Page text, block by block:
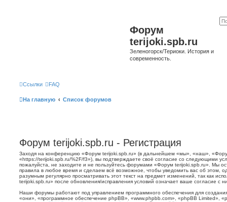
Форум
terijoki.spb.ru
Зеленогорск/Териоки. История и
современность.
Ссылки FAQ
На главную Список форумов
Форум terijoki.spb.ru - Регистрация
Заходя на конференцию «Форум terijoki.spb.ru» (в дальнейшем «мы», «наш»,
«https://terijoki.spb.ru/%2F/f3»), вы подтверждаете своё согласие со следующими
пожалуйста, не заходите и не пользуйтесь форумами «Форум terijoki.spb.ru». Мы
правила в любое время и сделаем всё возможное, чтобы уведомить вас об этом,
разумным регулярно просматривать этот текст на предмет изменений, так как
terijoki.spb.ru» после обновления/исправления условий означает ваше согласие с
Наши форумы работают под управлением программного обеспечения для
«они», «программное обеспечение phpBB», «www.phpbb.com», «phpBB Limited»,